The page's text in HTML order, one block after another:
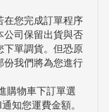
在您完成訂單程序
公司保留出貨與否
下單調貨。但恐原
份我們將為您進行
購物車下訂單選
知您運費金額。